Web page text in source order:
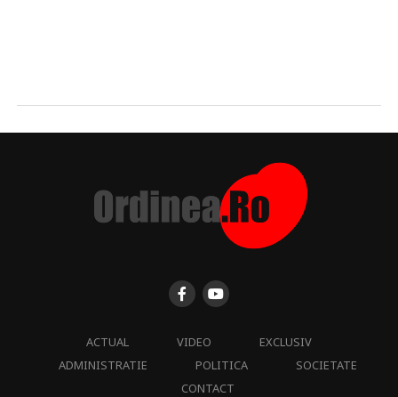
ACTUAL VIDEO
EXCLUSIV
ADMINISTRATIE
POLITICA
SOCIETATE
CONTACT